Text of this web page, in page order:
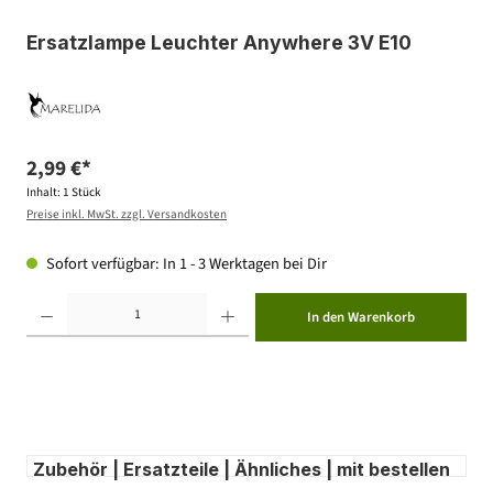
Ersatzlampe Leuchter Anywhere 3V E10
2,99 €*
Inhalt: 1 Stück
Preise inkl. MwSt. zzgl. Versandkosten
Sofort verfügbar: In 1 - 3 Werktagen bei Dir
In den Warenkorb
Zubehör | Ersatzteile | Ähnliches | mit bestellen